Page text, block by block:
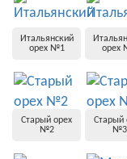
Итальянский
орех №1
орех
Старый орех
№2
Старый
№3